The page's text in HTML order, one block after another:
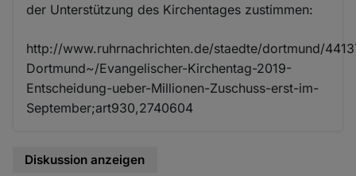
der Unterstützung des Kirchentages zustimmen:
http://www.ruhrnachrichten.de/staedte/dortmund/
Dortmund~/Evangelischer-Kirchentag-2019-
Entscheidung-ueber-Millionen-Zuschuss-erst-im-
September;art930,2740604
Diskussion anzeigen